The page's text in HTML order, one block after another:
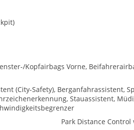
Kopfairbags Vorne,
(City-Safety), Berganfahrassistent,
Stauassistent,
Park Distance